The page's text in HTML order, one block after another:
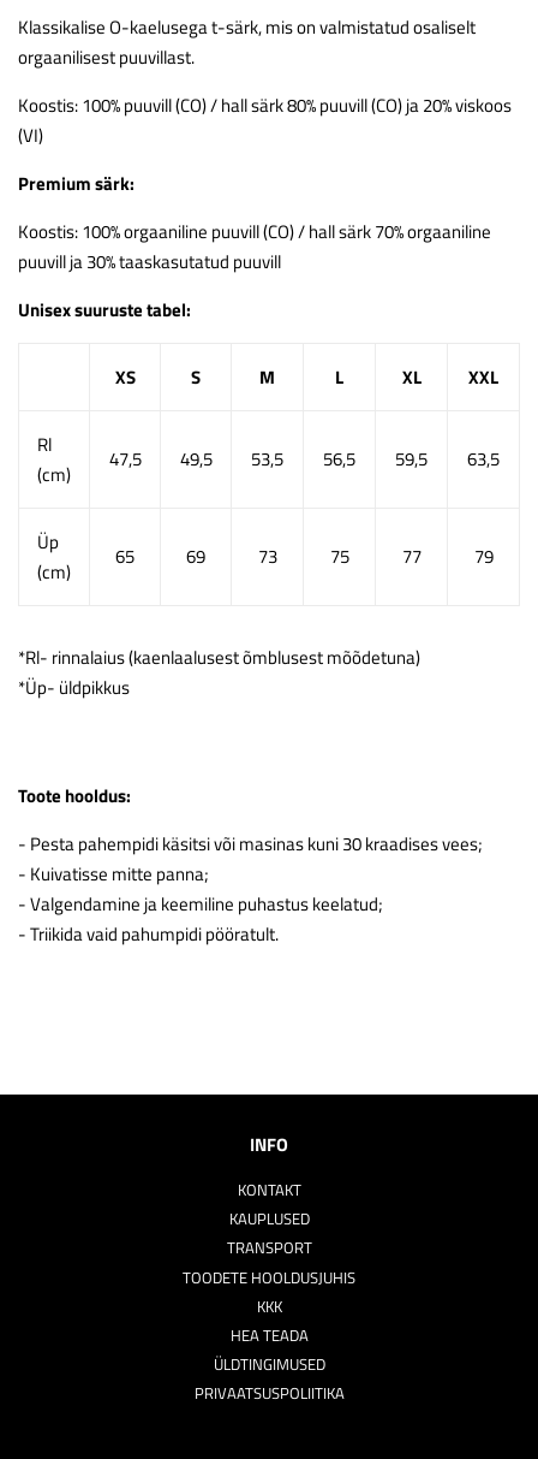
Klassikalise O-kaelusega t-särk, mis on valmistatud osaliselt
orgaanilisest puuvillast.
Koostis: 100% puuvill (CO) / hall särk 80% puuvill (CO) ja 20% viskoos
(VI)
Premium särk:
Koostis: 100% orgaaniline puuvill (CO) / hall särk 70% orgaaniline
puuvill ja 30% taaskasutatud puuvill
Unisex suuruste tabel:
XS S M L XL XXL
Rl
(cm)
47,5 49,5 53,5 56,5 59,5 63,5
Üp
(cm)
65 69 73 75 77 79
*Rl- rinnalaius (kaenlaalusest õmblusest mõõdetuna)
*Üp- üldpikkus
Toote hooldus:
- Pesta pahempidi käsitsi või masinas kuni 30 kraadises vees;
- Kuivatisse mitte panna;
- Valgendamine ja keemiline puhastus keelatud;
- Triikida vaid pahumpidi pööratult.
INFO
KONTAKT
KAUPLUSED
TRANSPORT
TOODETE HOOLDUSJUHIS
KKK
HEA TEADA
ÜLDTINGIMUSED
PRIVAATSUSPOLIITIKA